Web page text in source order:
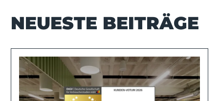
NEUESTE BEITRÄGE